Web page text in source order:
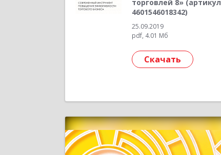
торговлей 8» (артикул
4601546018342)
25.09.2019
pdf, 4.01 Мб
Скачать